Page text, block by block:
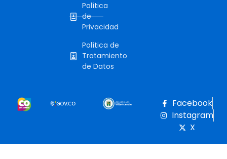
Política
de
Privacidad
Política de
Tratamiento
de Datos
Facebook
Instagram
X